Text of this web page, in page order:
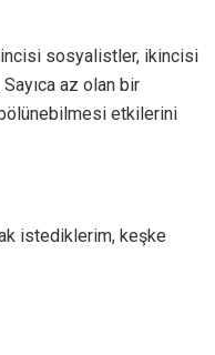
sosyalistler, ikincisi
az olan bir
etkilerini
istediklerim, keşke